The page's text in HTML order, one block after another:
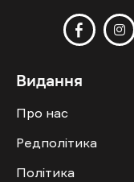
Видання
Про нас
Редполітика
Політика